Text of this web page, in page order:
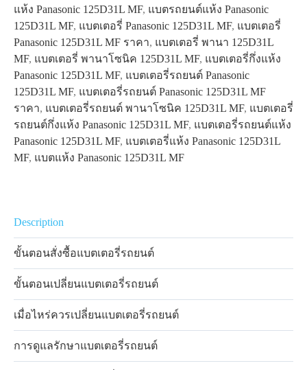
แห้ง Panasonic 125D31L MF, แบตรถยนต์แห้ง Panasonic
125D31L MF, แบตเตอรี่ Panasonic 125D31L MF, แบตเตอรี่
Panasonic 125D31L MF ราคา, แบตเตอรี่ พานา 125D31L
MF, แบตเตอรี่ พานาโซนิค 125D31L MF, แบตเตอรี่กึ่งแห้ง
Panasonic 125D31L MF, แบตเตอรี่รถยนต์ Panasonic
125D31L MF, แบตเตอรี่รถยนต์ Panasonic 125D31L MF
ราคา, แบตเตอรี่รถยนต์ พานาโซนิค 125D31L MF, แบตเตอรี่
รถยนต์กึ่งแห้ง Panasonic 125D31L MF, แบตเตอรี่รถยนต์แห้ง
Panasonic 125D31L MF, แบตเตอรี่แห้ง Panasonic 125D31L
MF, แบตแห้ง Panasonic 125D31L MF
Description
ขั้นตอนสั่งซื้อแบตเตอรี่รถยนต์
ขั้นตอนเปลี่ยนแบตเตอรี่รถยนต์
เมื่อไหร่ควรเปลี่ยนแบตเตอรี่รถยนต์
การดูแลรักษาแบตเตอรี่รถยนต์